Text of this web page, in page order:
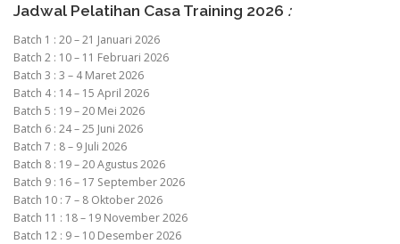
Jadwal Pelatihan Casa Training 2026 :
Batch 1 : 20 – 21 Januari 2026
Batch 2 : 10 – 11 Februari 2026
Batch 3 : 3 – 4 Maret 2026
Batch 4 : 14 – 15 April 2026
Batch 5 : 19 – 20 Mei 2026
Batch 6 : 24 – 25 Juni 2026
Batch 7 : 8 – 9 Juli 2026
Batch 8 : 19 – 20 Agustus 2026
Batch 9 : 16 – 17 September 2026
Batch 10 : 7 – 8 Oktober 2026
Batch 11 : 18 – 19 November 2026
Batch 12 : 9 – 10 Desember 2026